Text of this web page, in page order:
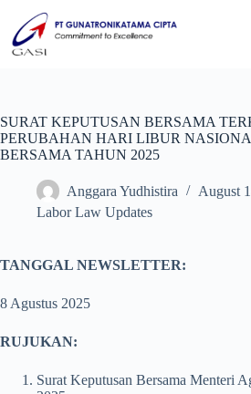
SURAT KEPUTUSAN BERSAMA
PERUBAHAN HARI LIBUR
BERSAMA TAHUN 2025
Anggara Yudhistira
August
Labor Law Updates
TANGGAL NEWSLETTER:
8 Agustus 2025
RUJUKAN:
Surat Keputusan Bersama Menteri